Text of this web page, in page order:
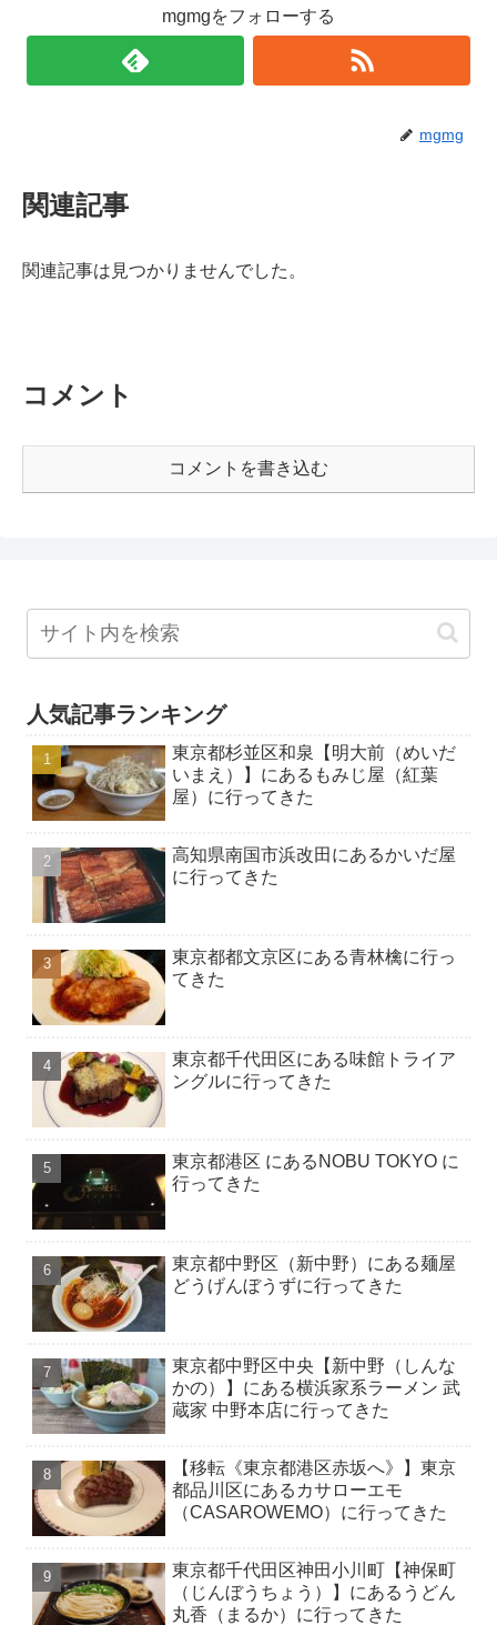
mgmgをフォローする
mgmg
関連記事
関連記事は見つかりませんでした。
コメント
コメントを書き込む
人気記事ランキング
東京都杉並区和泉【明大前（めいだ
いまえ）】にあるもみじ屋（紅葉
屋）に行ってきた
高知県南国市浜改田にあるかいだ屋
に行ってきた
東京都都文京区にある青林檎に行っ
てきた
東京都千代田区にある味館トライア
ングルに行ってきた
東京都港区 にあるNOBU TOKYO に
行ってきた
東京都中野区（新中野）にある麺屋
どうげんぼうずに行ってきた
東京都中野区中央【新中野（しんな
かの）】にある横浜家系ラーメン 武
蔵家 中野本店に行ってきた
【移転《東京都港区赤坂へ》】東京
都品川区にあるカサローエモ
（CASAROWEMO）に行ってきた
東京都千代田区神田小川町【神保町
（じんぼうちょう）】にあるうどん
丸香（まるか）に行ってきた